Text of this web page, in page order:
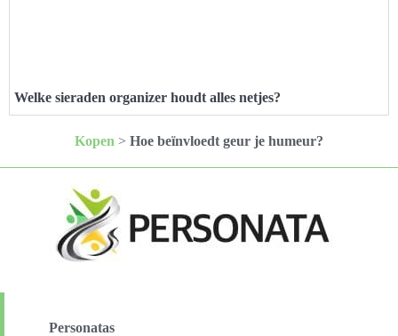
Welke sieraden organizer houdt alles netjes?
Kopen > Hoe beïnvloedt geur je humeur?
Personatas